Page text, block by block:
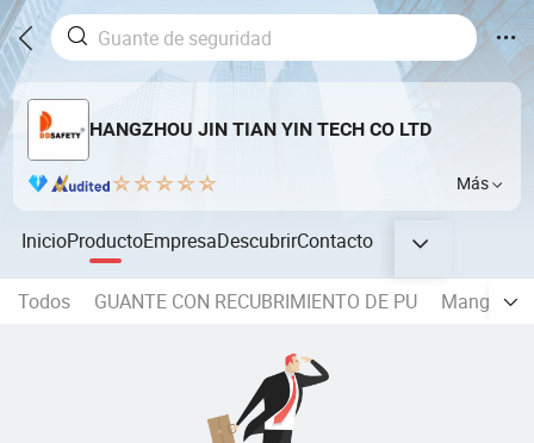
HANGZHOU JIN TIAN YIN TECH CO LTD
Más
InicioProductoEmpresaDescubrirContacto
Todos GUANTE CON RECUBRIMIENTO DE PU Manga